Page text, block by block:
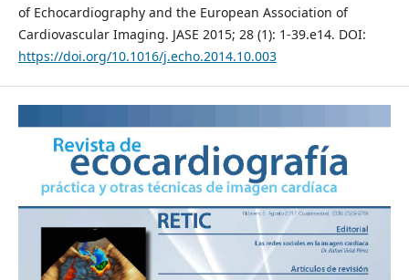
of Echocardiography and the European Association of
Cardiovascular Imaging. JASE 2015; 28 (1): 1-39.e14. DOI:
https://doi.org/10.1016/j.echo.2014.10.003